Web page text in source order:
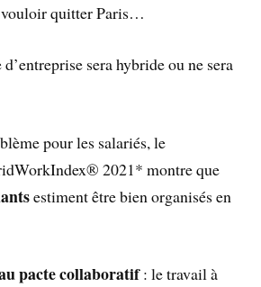
quitter Paris…
sera hybride ou ne sera
pour les salariés, le
2021* montre que
estiment être bien organisés en
pacte collaboratif: le travail à